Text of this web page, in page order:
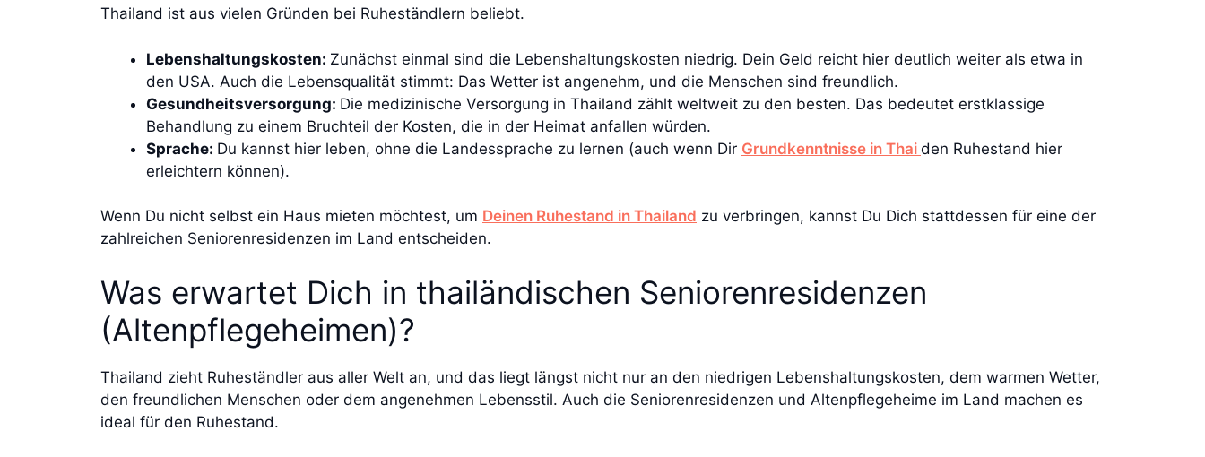
Thailand ist aus vielen Gründen bei Ruheständlern beliebt.
Lebenshaltungskosten: Zunächst einmal sind die Lebenshaltungskosten niedrig. Dein Geld reicht hier deutlich weiter als etwa in
den USA. Auch die Lebensqualität stimmt: Das Wetter ist angenehm, und die Menschen sind freundlich.
Gesundheitsversorgung: Die medizinische Versorgung in Thailand zählt weltweit zu den besten. Das bedeutet erstklassige
Behandlung zu einem Bruchteil der Kosten, die in der Heimat anfallen würden.
Sprache: Du kannst hier leben, ohne die Landessprache zu lernen (auch wenn Dir Grundkenntnisse in Thai den Ruhestand hier
erleichtern können).
Wenn Du nicht selbst ein Haus mieten möchtest, um Deinen Ruhestand in Thailand zu verbringen, kannst Du Dich stattdessen für eine der
zahlreichen Seniorenresidenzen im Land entscheiden.
Was erwartet Dich in thailändischen Seniorenresidenzen
(Altenpflegeheimen)?
Thailand zieht Ruheständler aus aller Welt an, und das liegt längst nicht nur an den niedrigen Lebenshaltungskosten, dem warmen Wetter,
den freundlichen Menschen oder dem angenehmen Lebensstil. Auch die Seniorenresidenzen und Altenpflegeheime im Land machen es
ideal für den Ruhestand.